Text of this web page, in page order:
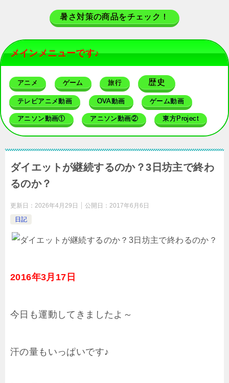
暑さ対策の商品をチェック！
メインメニューです♪
アニメ ゲーム 旅行 歴史
テレビアニメ動画 OVA動画 ゲーム動画
アニソン動画① アニソン動画② 東方Project
ダイエットが継続するのか？3日坊主で終わ
るのか？
更新日： 2026年4月29日 公開日： 2017年6月6日
日記
2016年3月17日
今日も運動してきましたよ～
汗の量もいっぱいです♪